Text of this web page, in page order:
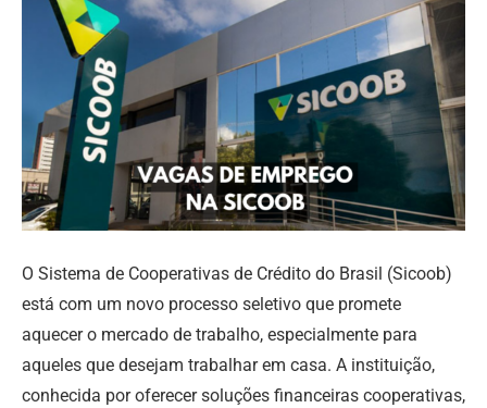
O Sistema de Cooperativas de Crédito do Brasil (Sicoob)
está com um novo processo seletivo que promete
aquecer o mercado de trabalho, especialmente para
aqueles que desejam trabalhar em casa. A instituição,
conhecida por oferecer soluções financeiras cooperativas,